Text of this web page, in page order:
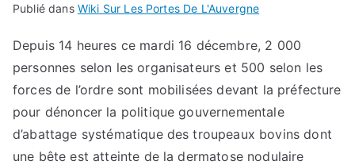
Publié dans Wiki Sur Les Portes De L'Auvergne
Depuis 14 heures ce mardi 16 décembre, 2 000
personnes selon les organisateurs et 500 selon les
forces de l’ordre sont mobilisées devant la préfecture
pour dénoncer la politique gouvernementale
d’abattage systématique des troupeaux bovins dont
une bête est atteinte de la dermatose nodulaire